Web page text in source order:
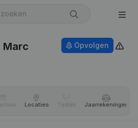
Marc Opvolgen
Locaties Tijdlijn Jaar­rekeningen